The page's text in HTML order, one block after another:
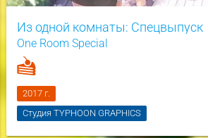
Из одной комнаты: Спецвыпуск
One Room Special
2017 г.
Студия TYPHOON GRAPHICS